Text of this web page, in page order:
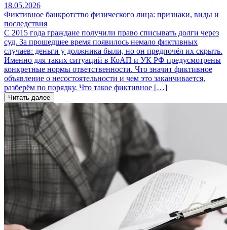
18.05.2026
Фиктивное банкротство физического лица: признаки, виды и
последствия
С 2015 года граждане получили право списывать долги через
суд. За прошедшее время появилось немало фиктивных
случаев: деньги у должника были, но он предпочёл их скрыть.
Именно для таких ситуаций в КоАП и УК РФ предусмотрены
конкретные нормы ответственности. Что значит фиктивное
объявление о несостоятельности и чем это заканчивается,
разберём по порядку. Что такое фиктивное […]
Читать далее